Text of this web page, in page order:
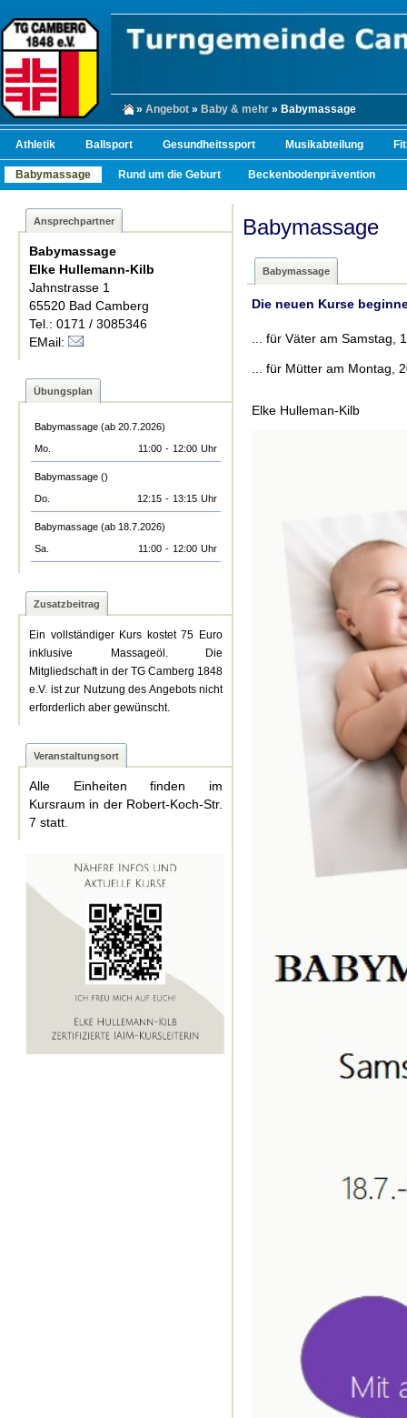
» Angebot » Baby & mehr » Babymassage
Athletik Ballsport Gesundheitssport Musikabteilung
Babymassage Rund um die Geburt Beckenbodenprävention
Ansprechpartner
Babymassage
Elke Hullemann-Kilb
Jahnstrasse 1
65520 Bad Camberg
Tel.: 0171 / 3085346
EMail:
Übungsplan
Babymassage (ab 20.7.2026)
Mo.
11:00 - 12:00 Uhr
Babymassage ()
Do.
12:15 - 13:15 Uhr
Babymassage (ab 18.7.2026)
Sa.
11:00 - 12:00 Uhr
Zusatzbeitrag
Ein vollständiger Kurs kostet 75 Euro
inklusive Massageöl. Die
Mitgliedschaft in der TG Camberg 1848
e.V. ist zur Nutzung des Angebots nicht
erforderlich aber gewünscht.
Veranstaltungsort
Alle Einheiten finden im
Kursraum in der Robert-Koch-Str.
7 statt.
Babymassage
Babymassage
Die neuen Kurse
... für Väter am Samstag,
... für Mütter am Montag,
Elke Hulleman-Kilb